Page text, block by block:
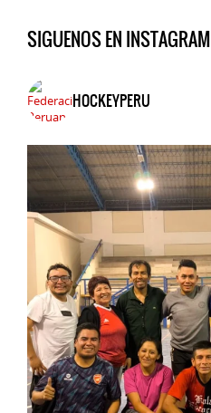
SIGUENOS EN INSTAGRAM
HOCKEYPERU